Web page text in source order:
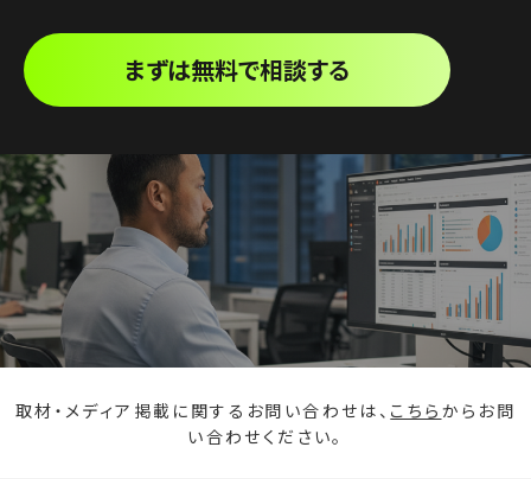
まずは無料で相談する
取材・メディア掲載に関するお問い合わせは、 こちら からお問
い合わせください。